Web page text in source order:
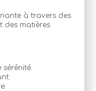
à travers des
des matières